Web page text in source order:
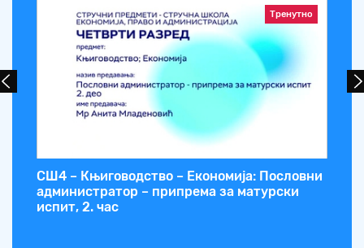
Тренутно
СШ4 – Књиговодство – Економија: Пословни
администратор – припрема за матурски
испит, 2. час